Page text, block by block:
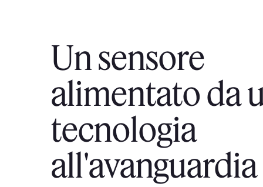
Un sensore
alimentato da
tecnologia
all'avanguardia